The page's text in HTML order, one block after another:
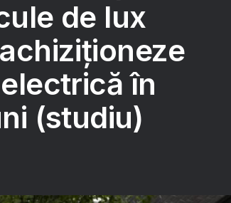
de lux
în
(studiu)